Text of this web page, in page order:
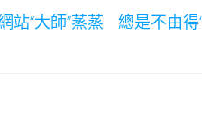
站“大師”蒸蒸
總是不由得